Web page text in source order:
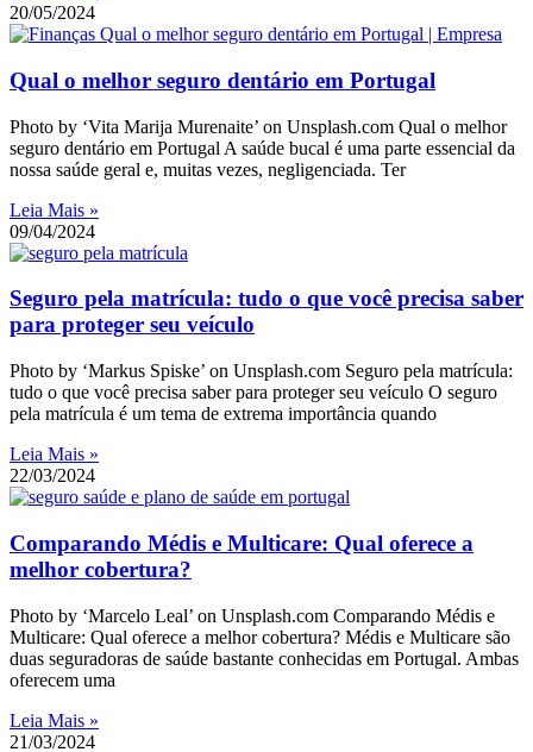
20/05/2024
Qual o melhor seguro dentário em Portugal
Photo by ‘Vita Marija Murenaite’ on Unsplash.com Qual o melhor
seguro dentário em Portugal A saúde bucal é uma parte essencial da
nossa saúde geral e, muitas vezes, negligenciada. Ter
Leia Mais »
09/04/2024
Seguro pela matrícula: tudo o que você precisa saber
para proteger seu veículo
Photo by ‘Markus Spiske’ on Unsplash.com Seguro pela matrícula:
tudo o que você precisa saber para proteger seu veículo O seguro
pela matrícula é um tema de extrema importância quando
Leia Mais »
22/03/2024
Comparando Médis e Multicare: Qual oferece a
melhor cobertura?
Photo by ‘Marcelo Leal’ on Unsplash.com Comparando Médis e
Multicare: Qual oferece a melhor cobertura? Médis e Multicare são
duas seguradoras de saúde bastante conhecidas em Portugal. Ambas
oferecem uma
Leia Mais »
21/03/2024